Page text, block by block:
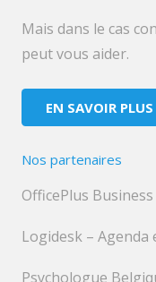
Mais dans le cas
peut vous aider.
EN SAVOIR PLUS
Nos partenaires
OfficePlus
Logidesk –
Psychologue